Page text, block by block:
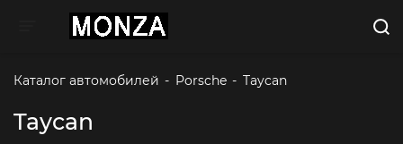
Toggle navigation
Каталог автомобилей - Porsche - Taycan
Taycan